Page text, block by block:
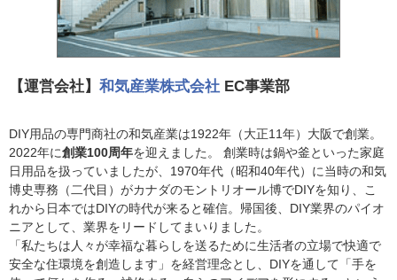
【運営会社】 和気産業株式会社 EC事業部
DIY用品の専門商社の和気産業は1922年（大正11年）大阪で創業。
2022年に創業100周年を迎えました。 創業時は鍋や釜といった家庭
日用品を扱っていましたが、1970年代（昭和40年代）に当時の和気
博史専務（二代目）がカナダのモントリオール博でDIYを知り、こ
れから日本ではDIYの時代が来ると確信。帰国後、DIY業界のパイオ
ニアとして、業界をリードしてまいりました。
「私たちは人々が幸福な暮らしを送るために生活者の立場で快適で
安全な住環境を創造します」を経営理念とし、DIYを通して「手を